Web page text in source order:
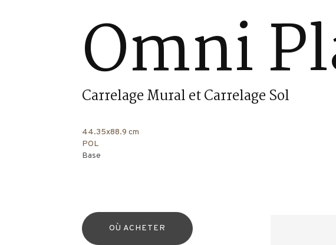
Omni
Carrelage Mural et Carrelage Sol
44.35x88.9 cm
POL
Base
OÙ ACHETER